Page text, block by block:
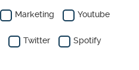
Marketing Youtube
Twitter Spotify